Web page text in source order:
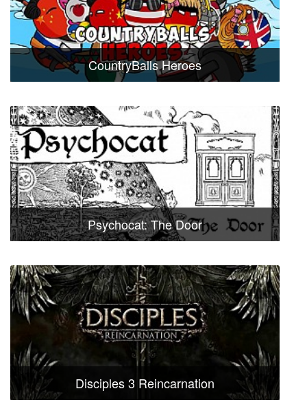
CountryBalls Heroes
Psychocat: The Door
Disciples 3 Reincarnation